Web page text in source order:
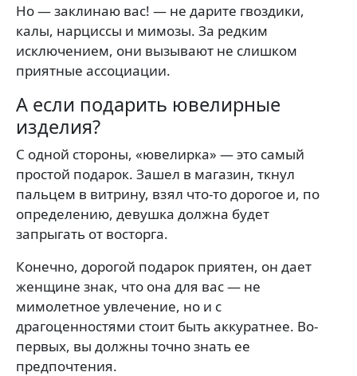
Но — заклинаю вас! — не дарите гвоздики,
калы, нарциссы и мимозы. За редким
исключением, они вызывают не слишком
приятные ассоциации.
А если подарить ювелирные
изделия?
С одной стороны, «ювелирка» — это самый
простой подарок. Зашел в магазин, ткнул
пальцем в витрину, взял что-то дорогое и, по
определению, девушка должна будет
запрыгать от восторга.
Конечно, дорогой подарок приятен, он дает
женщине знак, что она для вас — не
мимолетное увлечение, но и с
драгоценностями стоит быть аккуратнее. Во-
первых, вы должны точно знать ее
предпочтения.